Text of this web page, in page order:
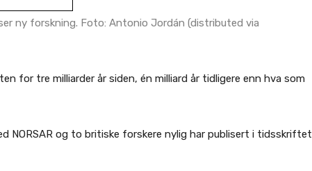
ny forskning. Foto: Antonio Jordán (distributed via
for tre milliarder år siden, én milliard år tidligere enn hva som
NORSAR og to britiske forskere nylig har publisert i tidsskriftet